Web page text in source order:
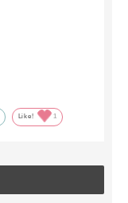
Like! 1